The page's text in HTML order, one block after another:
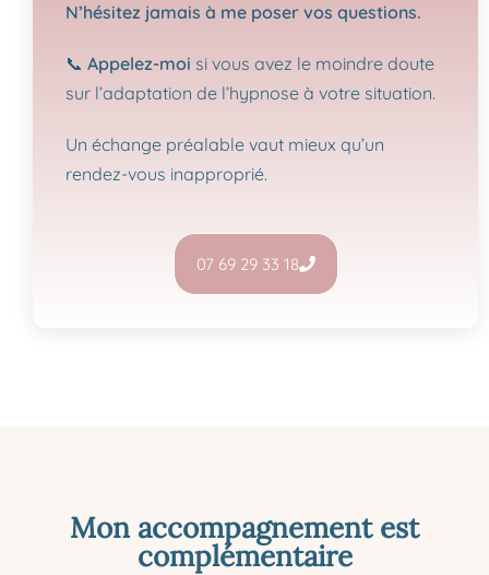
N’hésitez jamais à me poser vos questions.
📞 Appelez-moi si vous avez le moindre doute
sur l’adaptation de l’hypnose à votre situation.
Un échange préalable vaut mieux qu’un
rendez-vous inapproprié.
07 69 29 33 18
Mon accompagnement est
complémentaire